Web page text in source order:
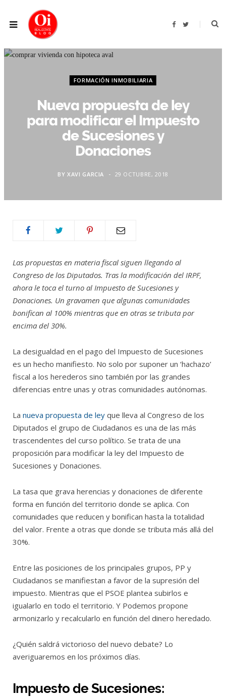
F
b
T
t
FORMACIÓN INMOBILIARIA
Nueva propuesta de ley
para modificar el Impuesto
de Sucesiones y
Donaciones
BY XAVI GARCIA 29 OCTUBRE, 2018
Las propuestas en materia fiscal siguen llegando al
Congreso de los Diputados. Tras la modificación del IRPF,
ahora le toca el turno al Impuesto de Sucesiones y
Donaciones. Un gravamen que algunas comunidades
bonifican al 100% mientras que en otras se tributa por
encima del 30%.
La desigualdad en el pago del Impuesto de Sucesiones
es un hecho manifiesto. No solo por suponer un ‘hachazo’
fiscal a los herederos sino también por las grandes
diferencias entre unas y otras comunidades autónomas.
La nueva propuesta de ley que lleva al Congreso de los
Diputados el grupo de Ciudadanos es una de las más
trascendentes del curso político. Se trata de una
proposición para modificar la ley del Impuesto de
Sucesiones y Donaciones.
La tasa que grava herencias y donaciones de diferente
forma en función del territorio donde se aplica. Con
comunidades que reducen y bonifican hasta la totalidad
del valor. Frente a otras que donde se tributa más allá del
30%.
Entre las posiciones de los principales grupos, PP y
Ciudadanos se manifiestan a favor de la supresión del
impuesto. Mientras que el PSOE plantea subirlos e
igualarlo en todo el territorio. Y Podemos propone
armonizarlo y recalcularlo en función del dinero heredado.
¿Quién saldrá victorioso del nuevo debate? Lo
averiguaremos en los próximos días.
Impuesto de Sucesiones: